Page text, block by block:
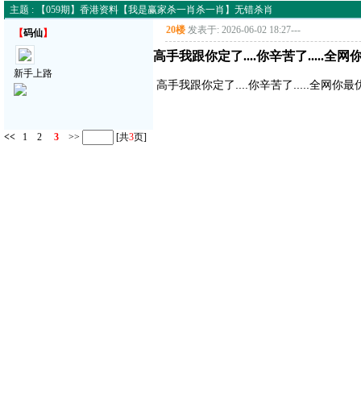
主题 : 【059期】香港资料【我是赢家杀一肖杀一肖】无错杀肖
【码仙】
新手上路
20楼 发表于: 2026-06-02 18:27---
高手我跟你定了....你辛苦了.....全网
高手我跟你定了....你辛苦了.....全网你最
<< 1 2 3 >> [共3页]